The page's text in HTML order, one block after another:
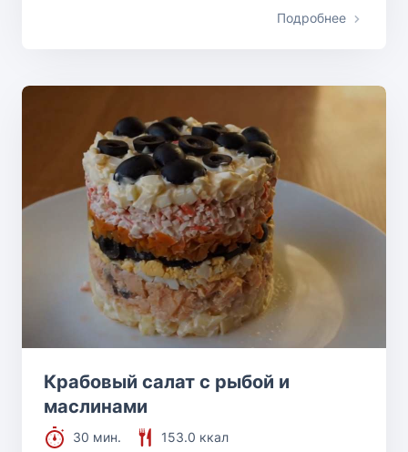
Подробнее
Крабовый салат с рыбой и
маслинами
30 мин.
153.0 ккал